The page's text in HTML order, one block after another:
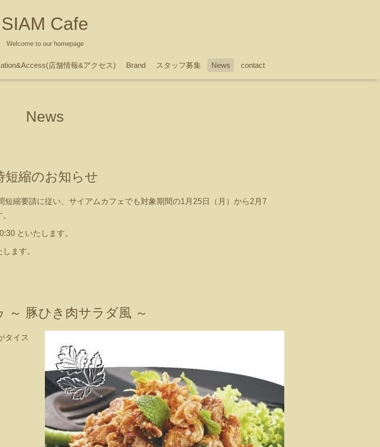
SIAM Cafe
Welcome to our homepage
店舗情報&アクセス) Brand スタッフ募集 News contact
News
短縮のお知らせ
縮要請に従い、サイアムカフェでも対象期間の1月25日（月）から2月7
といたします。
ます。
～ 豚ひき肉サラダ風 ～
タイス